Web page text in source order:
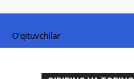
O’qituvchilar